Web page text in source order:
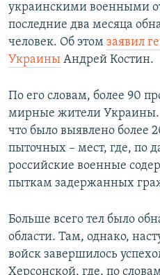
украинскими военными
последние два месяца
человек. Об этом заявил
Украины Андрей Костин.
По его словам, более 90
мирные жители Украины.
что было выявлено более
пыточных – мест, где, по
российские военные
пыткам задержанных
Больше всего тел было
области. Там, однако,
войск завершилось
Херсонской, где, по